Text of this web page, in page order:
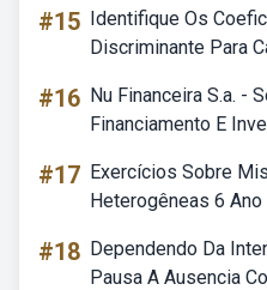
#15 Identifique Os
Discriminante Para
#16 Nu Financeira S.a. -
Financiamento E
#17 Exercícios Sobre
Heterogêneas 6 Ano
#18 Dependendo Da
Pausa A Ausencia